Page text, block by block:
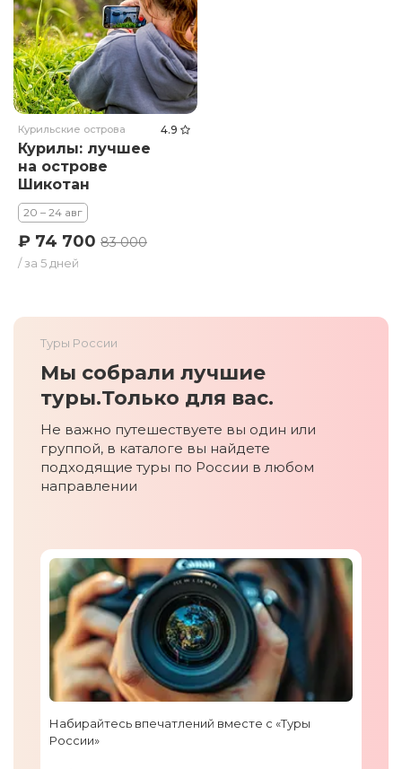
Курильские острова 4.9
Курилы: лучшее
на острове
Шикотан
20 – 24 авг
₽ 74 700 83 000
/ за 5 дней
Туры России
Мы собрали лучшие
туры.Только для вас.
Не важно путешествуете вы один или
группой, в каталоге вы найдете
подходящие туры по России в любом
направлении
Набирайтесь впечатлений вместе с «Туры
России»